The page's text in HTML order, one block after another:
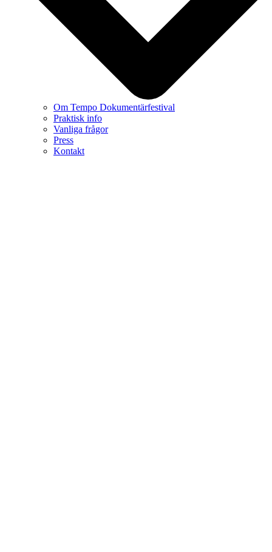
Om Tempo Dokumentärfestival
Praktisk info
Vanliga frågor
Press
Kontakt